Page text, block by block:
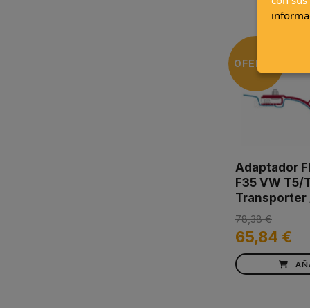
OFERTA
Adaptador
F35 VW T5/
Transporter
65,84 €
78,38 €